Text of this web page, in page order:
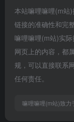
本站嘛哩嘛哩(m站
链接的准确性和完
嘛哩嘛哩(m站)实
网页上的内容，都
规，可以直接联系
任何责任。
嘛哩嘛哩(m站)致力